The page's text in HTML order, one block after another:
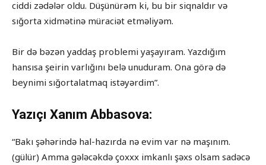
ciddi zədələr oldu. Düşünürəm ki, bu bir siqnaldır və
sığorta xidmətinə müraciət etməliyəm.
Bir də bəzən yaddaş problemi yaşayıram. Yazdığım
hansısa şeirin varlığını belə unuduram. Ona görə də
beynimi sığortalatmaq istəyərdim”.
Yazıçı Xanım Abbasova:
“Bakı şəhərində hal-hazırda nə evim var nə maşınım.
(gülür) Amma gələcəkdə çoxxx imkanlı şəxs olsam sadəcə